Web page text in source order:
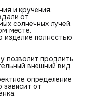
и кручения.
от
солнечных лучей.
месте.
изделие полностью
позволит продлить
внешний вид
определение
от